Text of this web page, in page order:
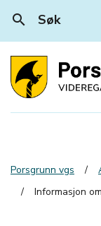
search Søk
Porsgrunn vgs
Informasjon